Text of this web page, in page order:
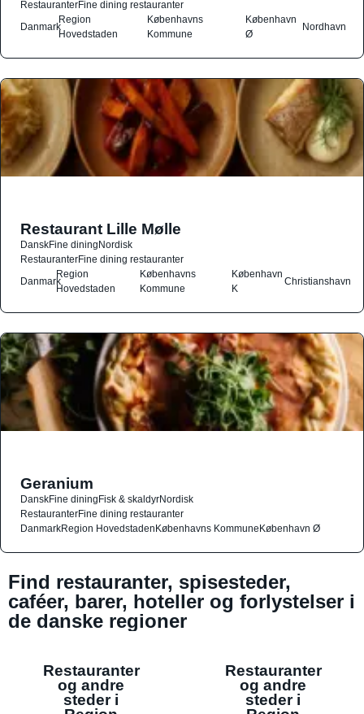
RestauranterFine dining restauranter
Danmark
Region
Hovedstaden
Københavns
Kommune
København
Ø
Nordhavn
Restaurant Lille Mølle
DanskFine diningNordisk
RestauranterFine dining restauranter
Danmark
Region
Hovedstaden
Københavns
Kommune
København
K
Christianshavn
Geranium
DanskFine diningFisk & skaldyrNordisk
RestauranterFine dining restauranter
DanmarkRegion HovedstadenKøbenhavns KommuneKøbenhavn Ø
Find restauranter, spisesteder,
caféer, barer, hoteller og forlystelser i
de danske regioner
Restauranter
og andre
steder i
Restauranter
og andre
steder i